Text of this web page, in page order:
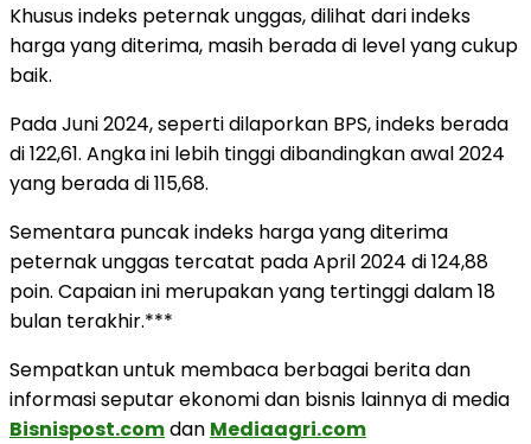
Khusus indeks peternak unggas, dilihat dari indeks
harga yang diterima, masih berada di level yang cukup
baik.
Pada Juni 2024, seperti dilaporkan BPS, indeks berada
di 122,61. Angka ini lebih tinggi dibandingkan awal 2024
yang berada di 115,68.
Sementara puncak indeks harga yang diterima
peternak unggas tercatat pada April 2024 di 124,88
poin. Capaian ini merupakan yang tertinggi dalam 18
bulan terakhir.***
Sempatkan untuk membaca berbagai berita dan
informasi seputar ekonomi dan bisnis lainnya di media
Bisnispost.comdan Mediaagri.com